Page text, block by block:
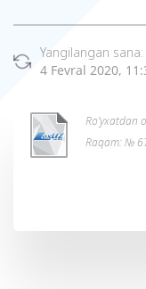
Yangilangan sana:
4 Fevral 2020,
Ro’yxatdan
Raqam: №